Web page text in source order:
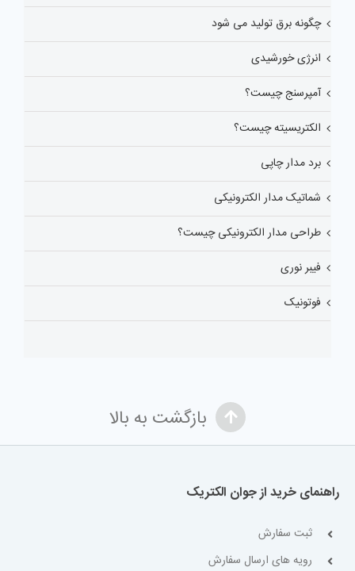
چگونه برق تولید می شود
انرژی خورشیدی
آمپرسنج چیست؟
الکتریسیته چیست؟
برد مدار چاپی
شماتیک مدار الکترونیکی
طراحی مدار الکترونیکی چیست؟
فیبر نوری
فوتونیک
بازگشت به بالا
راهنمای خرید از جوان الکتریک
ثبت سفارش
رویه های ارسال سفارش